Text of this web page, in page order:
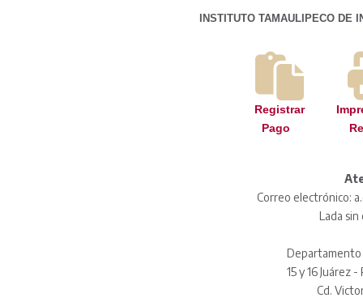
INSTITUTO TAMAULIPECO DE
Registrar
Pago
Correo electrónico:
Lada
15 y 16 Juárez
Cd.